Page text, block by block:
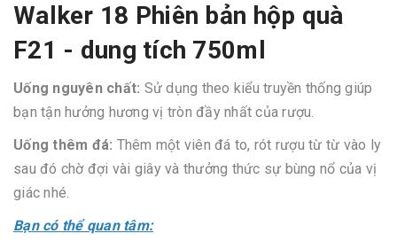
Walker 18 Phiên bản hộp quà
F21 - dung tích 750ml
Uống nguyên chất: Sử dụng theo kiểu truyền thống giúp
bạn tận hưởng hương vị tròn đầy nhất của rượu.
Uống thêm đá: Thêm một viên đá to, rót rượu từ từ vào ly
sau đó chờ đợi vài giây và thưởng thức sự bùng nổ của vị
giác nhé.
Bạn có thể quan tâm: